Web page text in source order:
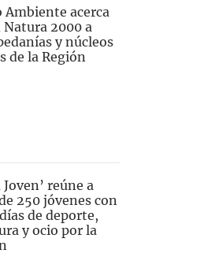
Ambiente acerca
Natura 2000 a
y núcleos
de la Región
Joven’ reúne a
250 jóvenes con
de deporte,
y ocio por la